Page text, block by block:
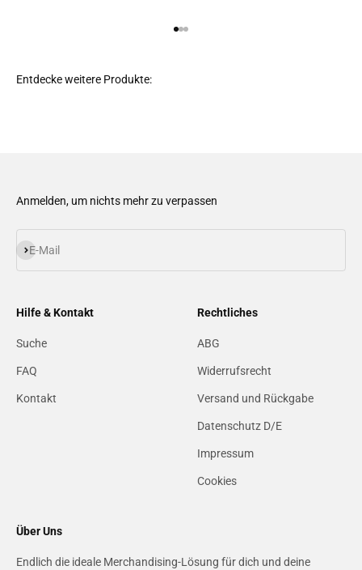
Anmelden, um nichts mehr zu verpassen
E-Mail
Abonnieren
Hilfe & Kontakt
Suche
FAQ
Kontakt
Rechtliches
ABG
Widerrufsrecht
Versand und Rückgabe
Datenschutz D/E
Impressum
Cookies
Über Uns
Endlich die ideale Merchandising-Lösung für dich und deine